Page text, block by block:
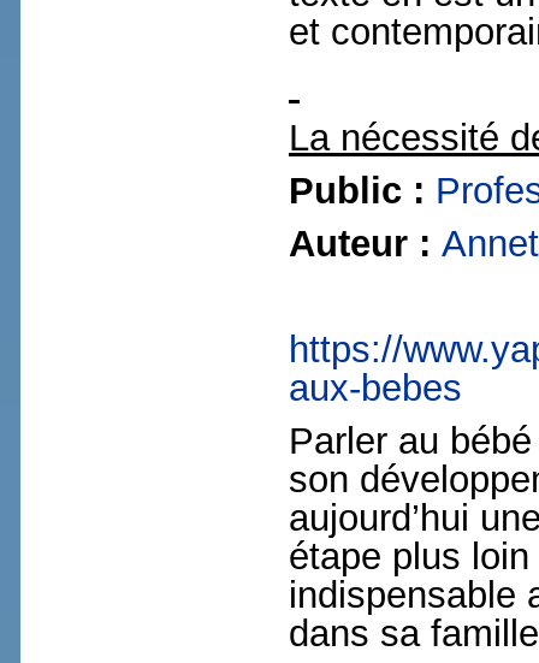
et
La nécessité
Public :
Auteur :
https://
aux-bebes
Parler au
son
aujourd’hui
étape plus
indispensable
dans sa